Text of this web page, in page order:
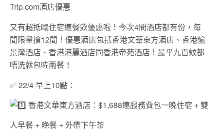
Trip.com酒店優惠
又有超抵嘅住宿連餐飲優惠啦！今次4間酒店都有份，每
間限量搶12間！優惠酒店包括香港文華東方酒店、香港愉
景灣酒店、香港港麗酒店同香港帝苑酒店！最平九百蚊都
唔洗就包咗兩餐！
✅ 22/4 早上10點：
香港文華東方酒店：$1,688連服務費包一晚住宿 + 雙
人早餐 + 晚餐 +外帶下午茶